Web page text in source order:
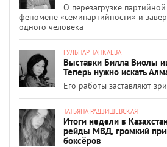
О перезагрузке
феномене «семипартийности» и
одного человека
ГУЛЬНАР ТАНКАЕВА
Выставки Билла Виолы
Теперь нужно искать
Его работы заставляют
ТАТЬЯНА РАДЗИШЕВСКАЯ
Итоги недели в
рейды МВД, громкий
боксёров